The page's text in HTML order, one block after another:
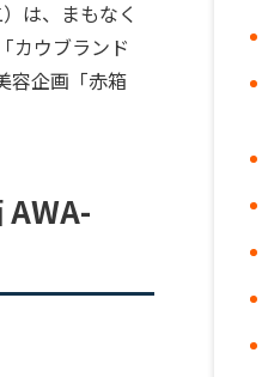
は、まもなく
カウブランド
容企画「赤箱